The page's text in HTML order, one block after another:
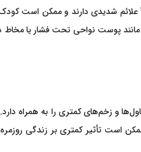
علائم شدیدی دارند و ممکن است
مانند پوست نواحی تحت فشار یا
و زخم‌های کمتری را به همراه دارد.
تأثیر کمتری بر زندگی روزمره